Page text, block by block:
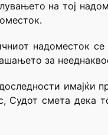
на тој
надоместок
за
имајќи
Судот смета дека